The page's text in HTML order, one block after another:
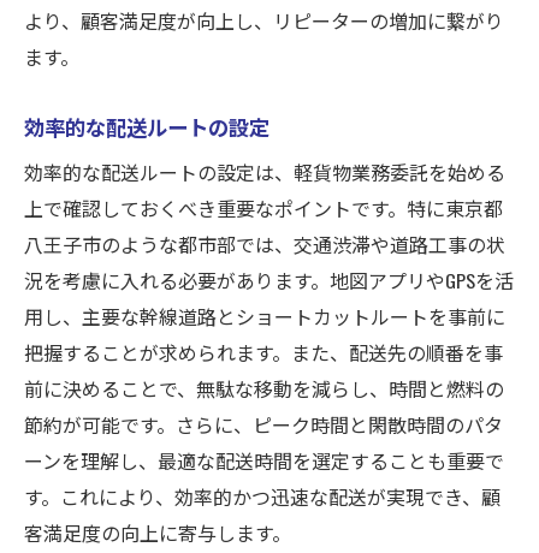
より、顧客満足度が向上し、リピーターの増加に繋がり
ます。
効率的な配送ルートの設定
効率的な配送ルートの設定は、軽貨物業務委託を始める
上で確認しておくべき重要なポイントです。特に東京都
八王子市のような都市部では、交通渋滞や道路工事の状
況を考慮に入れる必要があります。地図アプリやGPSを活
用し、主要な幹線道路とショートカットルートを事前に
把握することが求められます。また、配送先の順番を事
前に決めることで、無駄な移動を減らし、時間と燃料の
節約が可能です。さらに、ピーク時間と閑散時間のパタ
ーンを理解し、最適な配送時間を選定することも重要で
す。これにより、効率的かつ迅速な配送が実現でき、顧
客満足度の向上に寄与します。